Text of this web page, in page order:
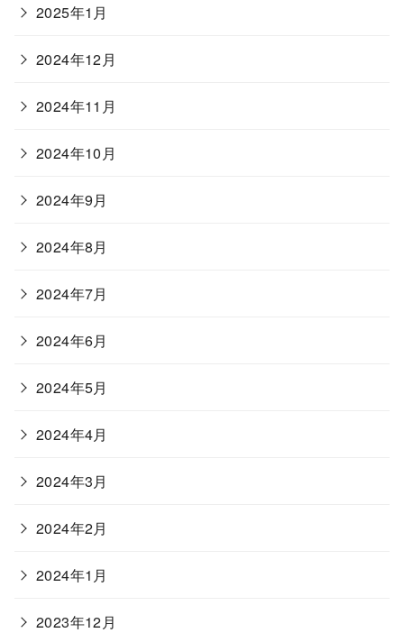
2025年1月
2024年12月
2024年11月
2024年10月
2024年9月
2024年8月
2024年7月
2024年6月
2024年5月
2024年4月
2024年3月
2024年2月
2024年1月
2023年12月